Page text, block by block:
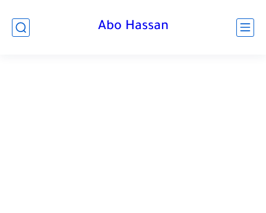
Abo Hassan